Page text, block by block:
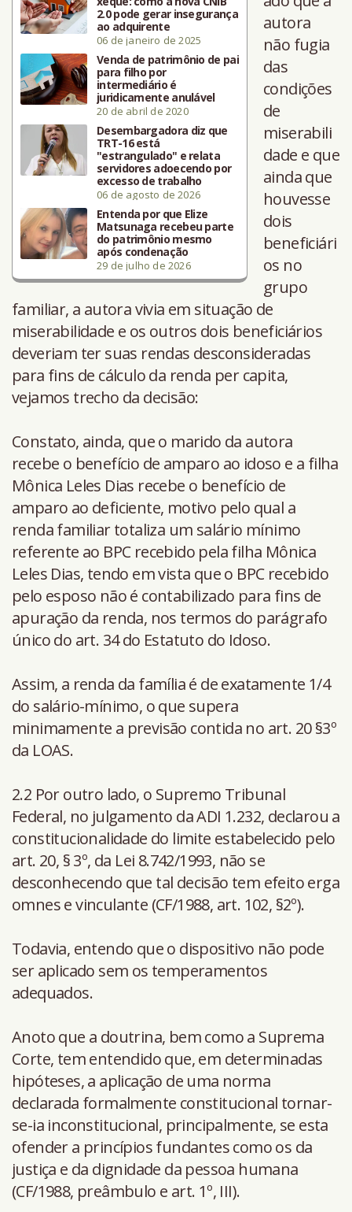
2.0 pode gerar insegurança
ao adquirente
06 de janeiro de 2025
Venda de patrimônio de pai
para filho por
intermediário é
juridicamente anulável
20 de abril de 2020
Desembargadora diz que
TRT-16 está
"estrangulado" e relata
servidores adoecendo por
excesso de trabalho
06 de agosto de 2026
Entenda por que Elize
Matsunaga recebeu parte
do patrimônio mesmo
após condenação
29 de julho de 2026
autora
não fugia
das
condições
de
miserabili
dade e que
ainda que
houvesse
dois
beneficiári
os no
grupo
familiar, a autora vivia em situação de
miserabilidade e os outros dois beneficiários
deveriam ter suas rendas desconsideradas
para fins de cálculo da renda per capita,
vejamos trecho da decisão:
Constato, ainda, que o marido da autora
recebe o benefício de amparo ao idoso e a filha
Mônica Leles Dias recebe o benefício de
amparo ao deficiente, motivo pelo qual a
renda familiar totaliza um salário mínimo
referente ao BPC recebido pela filha Mônica
Leles Dias, tendo em vista que o BPC recebido
pelo esposo não é contabilizado para fins de
apuração da renda, nos termos do parágrafo
único do art. 34 do Estatuto do Idoso.
Assim, a renda da família é de exatamente 1/4
do salário-mínimo, o que supera
minimamente a previsão contida no art. 20 §3º
da LOAS.
2.2 Por outro lado, o Supremo Tribunal
Federal, no julgamento da ADI 1.232, declarou a
constitucionalidade do limite estabelecido pelo
art. 20, § 3º, da Lei 8.742/1993, não se
desconhecendo que tal decisão tem efeito erga
omnes e vinculante (CF/1988, art. 102, §2º).
Todavia, entendo que o dispositivo não pode
ser aplicado sem os temperamentos
adequados.
Anoto que a doutrina, bem como a Suprema
Corte, tem entendido que, em determinadas
hipóteses, a aplicação de uma norma
declarada formalmente constitucional tornar-
se-ia inconstitucional, principalmente, se esta
ofender a princípios fundantes como os da
justiça e da dignidade da pessoa humana
(CF/1988, preâmbulo e art. 1º, III).